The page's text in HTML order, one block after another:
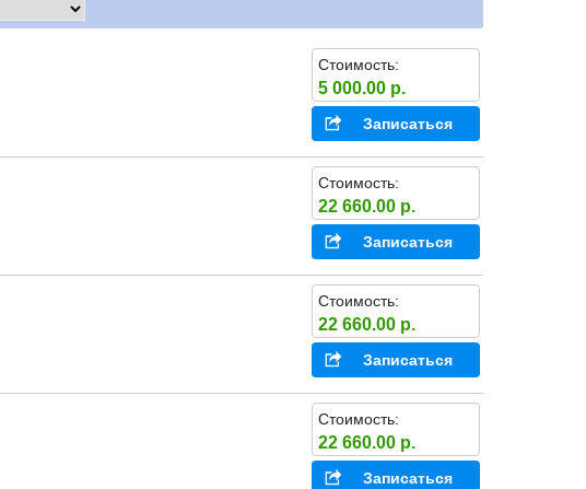
Стоимость:
5 000.00 р.
Записаться
Стоимость:
22 660.00 р.
Записаться
Стоимость:
22 660.00 р.
Записаться
Стоимость:
22 660.00 р.
Записаться